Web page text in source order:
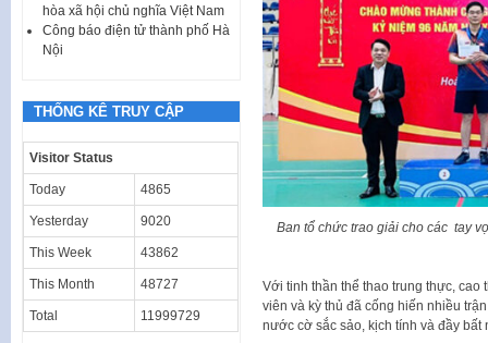
Ban tổ chức trao giải cho các tay
Với tinh thần thể thao trung thực, cao
viên và kỳ thủ đã cống hiến nhiều
nước cờ sắc sảo, kịch tính và đầy bất
hòa xã hội chủ nghĩa Việt Nam
Công báo điện tử thành phố Hà
Nội
THỐNG KÊ TRUY CẬP
Visitor Status
Today 4865
Yesterday 9020
This Week 43862
This Month 48727
Total 11999729